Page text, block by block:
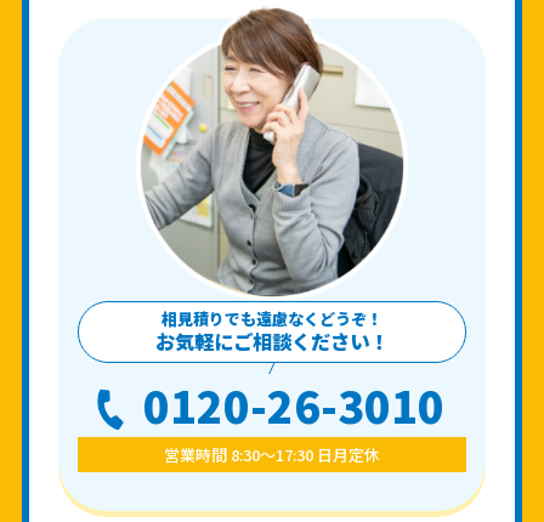
相見積りでも遠慮なくどうぞ！
お気軽にご相談ください！
0120-26-3010
営業時間 8:30〜17:30 日月定休